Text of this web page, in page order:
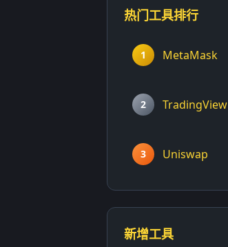
热门工具排行
1 MetaMask
2 TradingView
3 Uniswap
新增工具